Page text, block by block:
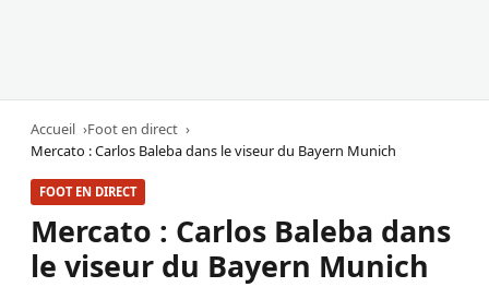
Accueil
Foot en direct
Mercato : Carlos Baleba dans le viseur du Bayern Munich
FOOT EN DIRECT
Mercato : Carlos Baleba dans
le viseur du Bayern Munich